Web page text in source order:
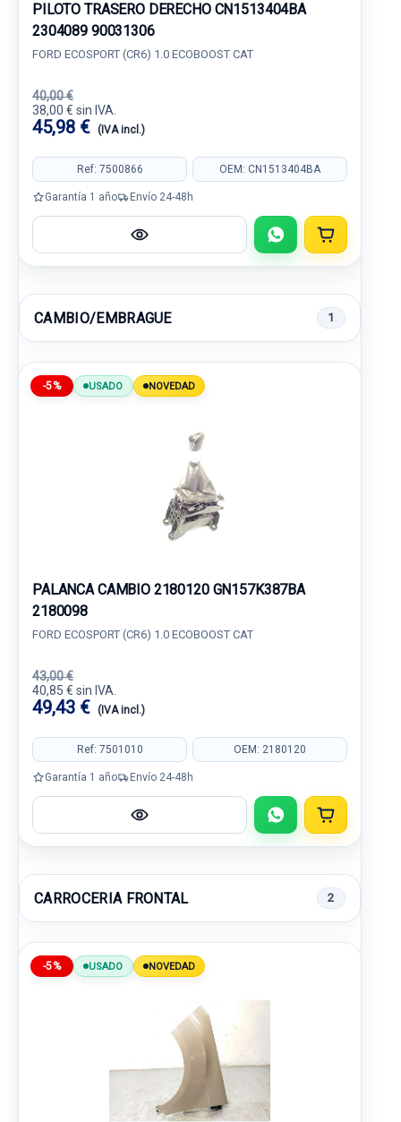
PILOTO TRASERO DERECHO CN1513404BA
2304089 90031306
FORD ECOSPORT (CR6) 1.0 ECOBOOST CAT
40,00 €
38,00 € sin IVA.
45,98 € (IVA incl.)
Ref: 7500866 OEM: CN1513404BA
Garantía 1 año Envío 24-48h
CAMBIO/EMBRAGUE 1
-5% USADO NOVEDAD
PALANCA CAMBIO 2180120 GN157K387BA
2180098
FORD ECOSPORT (CR6) 1.0 ECOBOOST CAT
43,00 €
40,85 € sin IVA.
49,43 € (IVA incl.)
Ref: 7501010 OEM: 2180120
Garantía 1 año Envío 24-48h
CARROCERIA FRONTAL 2
-5% USADO NOVEDAD